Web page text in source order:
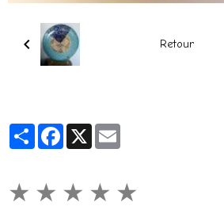
Retour
PartagerFacebook
X
★ ★ ★ ★ ★